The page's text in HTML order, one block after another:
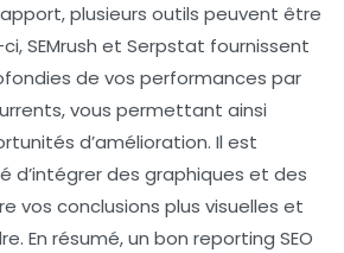
plusieurs outils peuvent être
SEMrush et Serpstat fournissent
de vos performances par
vous permettant ainsi
d’amélioration. Il est
d’intégrer des graphiques et des
vos conclusions plus visuelles et
En résumé, un bon reporting SEO